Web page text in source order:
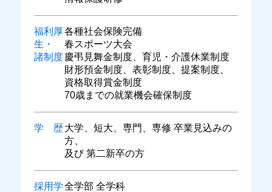
福利厚
生・
諸制度
各種社会保険完備
春スポーツ大会
慶弔見舞金制度、育児・介護休業制度
財形預金制度、表彰制度、提案制度、
資格取得賞金制度
70歳までの就業機会確保制度
学 歴大学、短大、専門、専修 卒業見込みの
方、
及び 第二新卒の方
採用学全学部 全学科